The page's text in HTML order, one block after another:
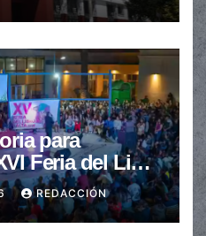
para
Feria del Libro
REDACCIÓN